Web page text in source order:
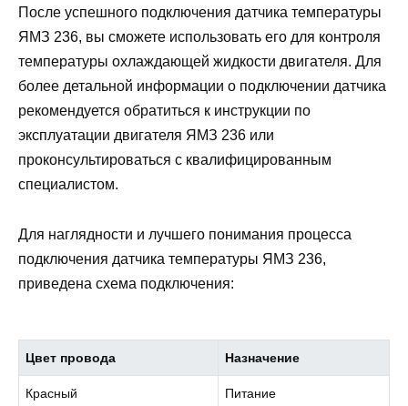
После успешного подключения датчика температуры
ЯМЗ 236, вы сможете использовать его для контроля
температуры охлаждающей жидкости двигателя. Для
более детальной информации о подключении датчика
рекомендуется обратиться к инструкции по
эксплуатации двигателя ЯМЗ 236 или
проконсультироваться с квалифицированным
специалистом.
Для наглядности и лучшего понимания процесса
подключения датчика температуры ЯМЗ 236,
приведена схема подключения:
Цвет провода Назначение
Красный Питание